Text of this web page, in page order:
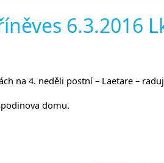
6.3.2016
na 4. neděli postní – Laetare –
domu.